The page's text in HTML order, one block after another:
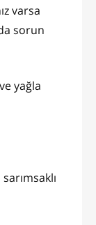
varsa
sorun
yağla